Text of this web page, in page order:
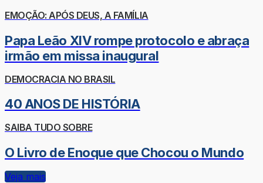
EMOÇÃO: APÓS DEUS, A FAMÍLIA
Papa Leão XIV rompe protocolo e abraça
irmão em missa inaugural
DEMOCRACIA NO BRASIL
40 ANOS DE HISTÓRIA
SAIBA TUDO SOBRE
O Livro de Enoque que Chocou o Mundo
Veja mais